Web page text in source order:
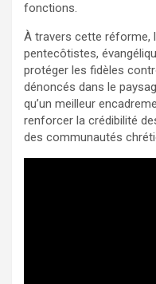
fonctions.
À travers cette réforme,
pentecôtistes,
protéger les fidèles
dénoncés dans le
qu’un meilleur
renforcer la crédibilité
des communautés